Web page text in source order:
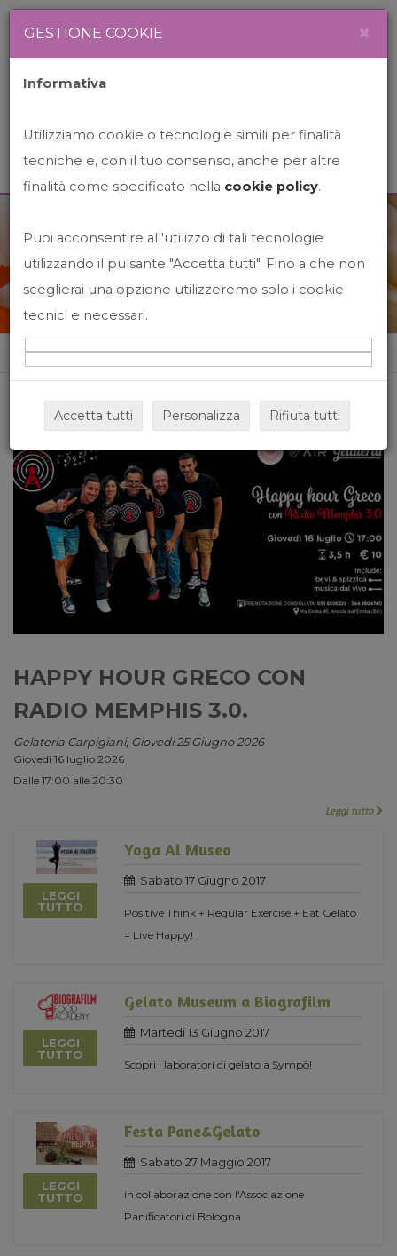
News&Events
Home News&events
HAPPY HOUR GRECO CON
RADIO MEMPHIS 3.0.
Gelateria Carpigiani, Giovedi 25 Giugno 2026
Giovedì 16 luglio 2026
Dalle 17:00 alle 20:30
Leggi tutto
LEGGI
TUTTO
Yoga Al Museo
Sabato 17 Giugno 2017
Positive Think + Regular Exercise + Eat Gelato
= Live Happy!
LEGGI
TUTTO
Gelato Museum a Biografilm
Martedi 13 Giugno 2017
Scopri i laboratori di gelato a Sympò!
LEGGI
TUTTO
Festa Pane&Gelato
Sabato 27 Maggio 2017
in collaborazione con l'Associazione
Panificatori di Bologna
GESTIONE COOKIE ×
Informativa
Utilizziamo cookie o tecnologie simili per finalità
tecniche e, con il tuo consenso, anche per altre
finalità come specificato nella cookie policy.
Puoi acconsentire all'utilizzo di tali tecnologie
utilizzando il pulsante "Accetta tutti". Fino a che non
sceglierai una opzione utilizzeremo solo i cookie
tecnici e necessari.
Accetta tutti Personalizza Rifiuta tutti